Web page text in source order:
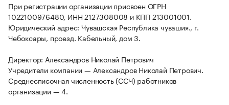
При регистрации организации присвоен ОГРН
1022100976480, ИНН 2127308008 и КПП 213001001.
Юридический адрес: Чувашская Республика чувашия., г.
Чебоксары, проезд. Кабельный, дом 3.
Директор: Александров Николай Петрович
Учредители компании — Александров Николай Петрович.
Среднесписочная численность (ССЧ) работников
организации — 4.